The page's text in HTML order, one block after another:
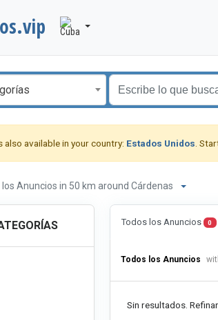
available in your country: Estados Unidos .
los Anuncios in 50 km around Cárdenas
Todos los Anuncios 0
Todos los Anuncios
Sin resultados.